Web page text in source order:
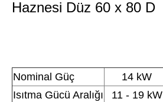
Haznesi Düz 60 x 80 D
Nominal Güç
14 kW
Isıtma Gücü Aralığı
11 - 19 kW